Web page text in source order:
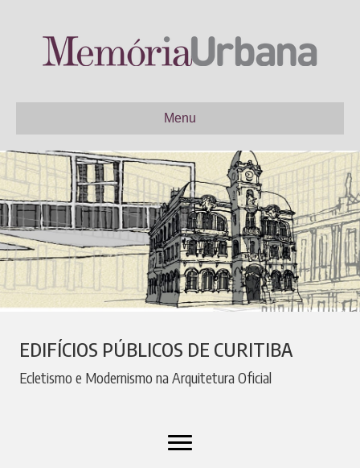
Menu
EDIFÍCIOS PÚBLICOS DE CURITIBA
Ecletismo e Modernismo na Arquitetura Oficial